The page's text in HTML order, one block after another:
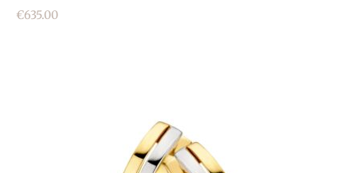
€635.00